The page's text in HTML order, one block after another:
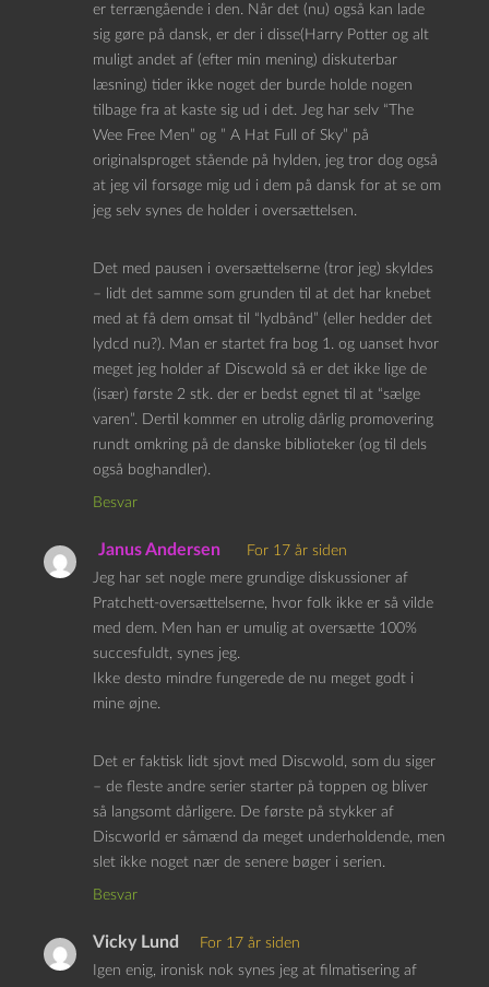
er terrængående i den. Når det (nu) også kan lade
sig gøre på dansk, er der i disse(Harry Potter og alt
muligt andet af (efter min mening) diskuterbar
læsning) tider ikke noget der burde holde nogen
tilbage fra at kaste sig ud i det. Jeg har selv “The
Wee Free Men” og ” A Hat Full of Sky” på
originalsproget stående på hylden, jeg tror dog også
at jeg vil forsøge mig ud i dem på dansk for at se om
jeg selv synes de holder i oversættelsen.
Det med pausen i oversættelserne (tror jeg) skyldes
– lidt det samme som grunden til at det har knebet
med at få dem omsat til “lydbånd” (eller hedder det
lydcd nu?). Man er startet fra bog 1. og uanset hvor
meget jeg holder af Discwold så er det ikke lige de
(især) første 2 stk. der er bedst egnet til at “sælge
varen”. Dertil kommer en utrolig dårlig promovering
rundt omkring på de danske biblioteker (og til dels
også boghandler).
Besvar
Janus Andersen
For 17 år siden
Jeg har set nogle mere grundige diskussioner af
Pratchett-oversættelserne, hvor folk ikke er så vilde
med dem. Men han er umulig at oversætte 100%
succesfuldt, synes jeg.
Ikke desto mindre fungerede de nu meget godt i
mine øjne.
Det er faktisk lidt sjovt med Discwold, som du siger
– de fleste andre serier starter på toppen og bliver
så langsomt dårligere. De første på stykker af
Discworld er såmænd da meget underholdende, men
slet ikke noget nær de senere bøger i serien.
Besvar
Vicky Lund
For 17 år siden
Igen enig, ironisk nok synes jeg at filmatisering af